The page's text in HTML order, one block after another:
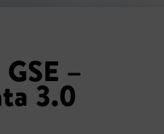
–
3.0